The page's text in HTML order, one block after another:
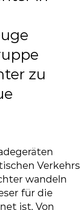
zu
Verkehrs
wandeln
für die
ist. Von